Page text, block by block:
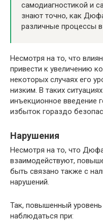
самодиагностикой и
знают точно, как
различные процессы
Несмотря на то, что
привести к увеличению
некоторых случаях его
низким. В таких
инъекционное введение
избыток гораздо
Нарушения
Несмотря на то, что
взаимодействуют,
быть связано также с
нарушений.
Так, повышенный
наблюдаться при: